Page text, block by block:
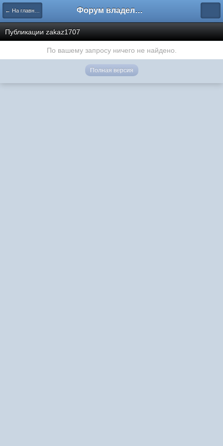
← На главную Форум владельцев интернет-магазинов
Публикации zakaz1707
По вашему запросу ничего не найдено.
Полная версия